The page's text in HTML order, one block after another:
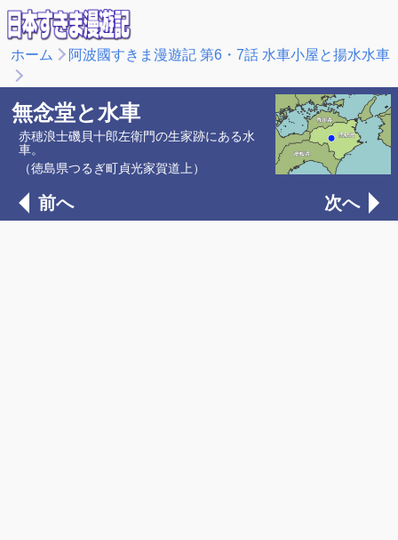
ホーム 阿波國すきま漫遊記 第6・7話 水車小屋と揚水水車
無念堂と水車
赤穂浪士磯貝十郎左衛門の生家跡にある水
車。
（徳島県つるぎ町貞光家賀道上）
前へ 次へ